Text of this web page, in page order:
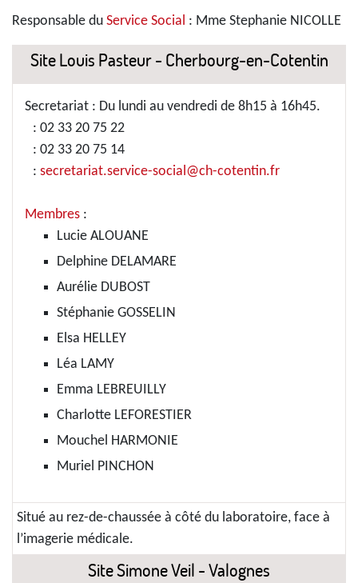
Responsable du Service Social : Mme Stephanie NICOLLE
Site Louis Pasteur - Cherbourg-en-Cotentin
Secretariat : Du lundi au vendredi de 8h15 à 16h45.
: 02 33 20 75 22
: 02 33 20 75 14
: secretariat.service-social@ch-cotentin.fr
Membres :
Lucie ALOUANE
Delphine DELAMARE
Aurélie DUBOST
Stéphanie GOSSELIN
Elsa HELLEY
Léa LAMY
Emma LEBREUILLY
Charlotte LEFORESTIER
Mouchel HARMONIE
Muriel PINCHON
Situé au rez-de-chaussée à côté du laboratoire, face à
l’imagerie médicale.
Site Simone Veil - Valognes